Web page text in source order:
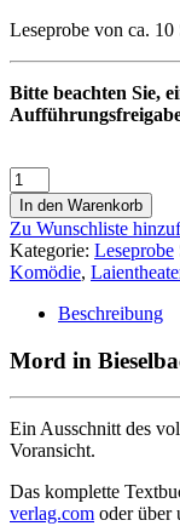
Leseprobe von ca. 10
Bitte beachten Sie,
In den Warenkorb
Zu Wunschliste
Kategorie: Leseprobe
Komödie,
Beschreibung
Mord in
Ein Ausschnitt des
Voransicht.
Das komplette
verlag.com oder über